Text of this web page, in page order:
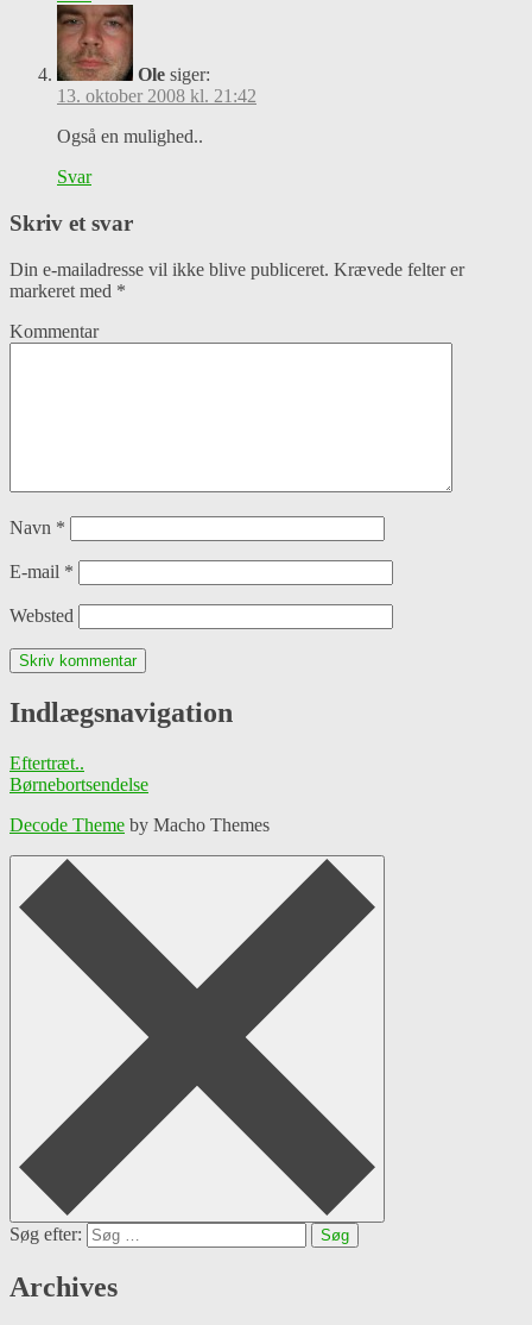
Ole siger:
13. oktober 2008 kl. 21:42
Også en mulighed..
Svar
Skriv et svar
Din e-mailadresse vil ikke blive publiceret. Krævede felter er
markeret med *
Kommentar
Navn *
E-mail *
Websted
Indlægsnavigation
Eftertræt..
Børnebortsendelse
Decode Theme by Macho Themes
Søg efter:
Archives